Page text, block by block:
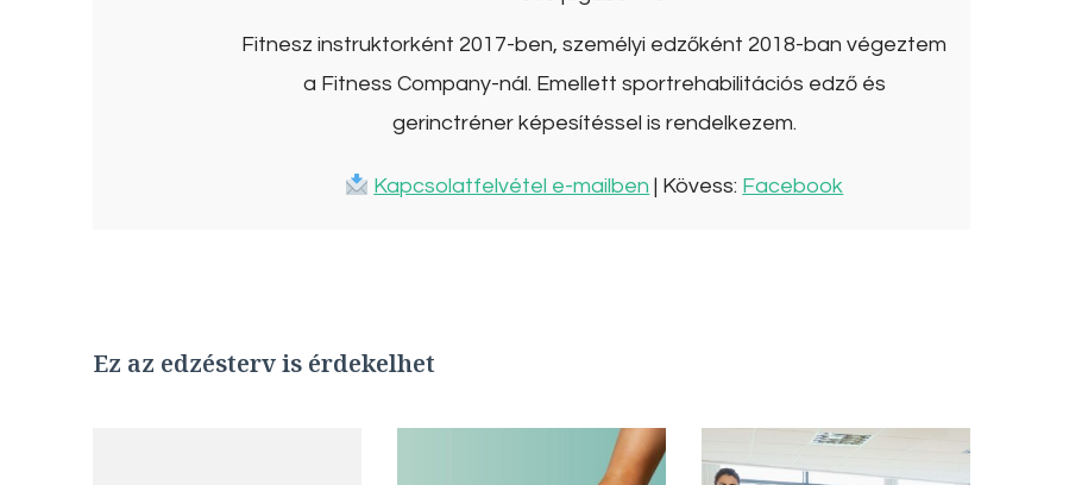
Fitnesz instruktorként 2017-ben, személyi edzőként 2018-ban végeztem
a Fitness Company-nál. Emellett sportrehabilitációs edző és
gerinctréner képesítéssel is rendelkezem.
Kapcsolatfelvétel e-mailben | Kövess: Facebook
Ez az edzésterv is érdekelhet